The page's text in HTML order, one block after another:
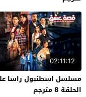
02:11:12
مسلسل اسطنبول راسا
الحلقة 8 مترجم